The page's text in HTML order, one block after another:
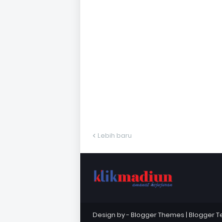
Lebih baru
Design by - Blogger Themes | Blogger